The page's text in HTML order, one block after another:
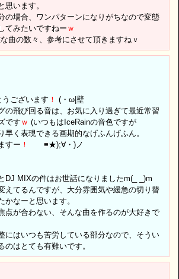
思います。
の場合、ワンパターンになりがちなので変態
てみたいですねー ｗ
曲の数々、参考にさせて頂きますねｖ
ございます ！ (・ω|壁
の飛び回る音は、お気に入り過ぎて最近常習
です ｗ (いつもはIceRainの音色ですが
早く表現できる画期的なげふんげふん。
すー ！ ≡★);∀・)ノ
DJ MIXの件はお世話になりましたm(_ _)m
えてるんですが、大分雰囲気や緩急の切り替
かなーと思います。
点が合わない、そんな曲を作るのが大好きで
にはいつも苦労している部分なので、そうい
のはとても有難いです。